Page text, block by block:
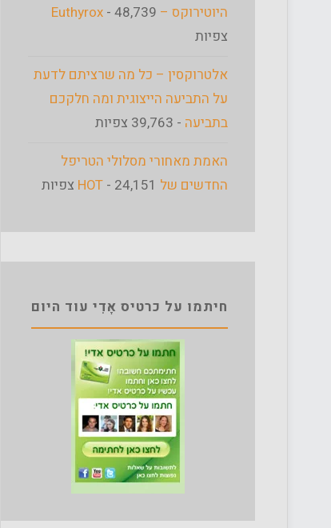
היוטירוקס – Euthyrox - 48,739
צפיות
אלטרוקסין – כל מה שרציתם לדעת
על התביעה הייצוגית ומה חלקכם
בתביעה - 39,763 צפיות
האמת מאחורי מסלולי הטריפל
החדשים של HOT - 24,151 צפיות
חיתמו על כרטיס אָדִי עוד היום